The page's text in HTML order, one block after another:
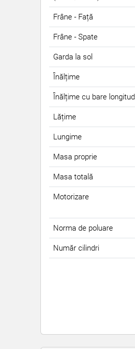
Frâne - Față
Frâne - Spate
Garda la sol
Înălțime
Înălțime cu bare
Lățime
Lungime
Masa proprie
Masa totală
Motorizare
Norma de poluare
Număr cilindri